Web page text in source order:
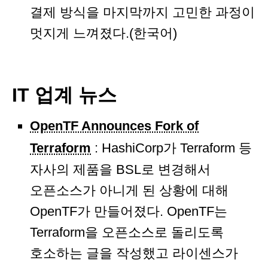
결제 방식을 마지막까지 고민한 과정이
멋지게 느껴졌다.(한국어)
IT 업계 뉴스
OpenTF Announces Fork of
Terraform : HashiCorp가 Terraform 등
자사의 제품을 BSL로 변경해서
오픈소스가 아니게 된 상황에 대해
OpenTF가 만들어졌다. OpenTF는
Terraform을 오픈소스로 돌리도록
호소하는 글을 작성했고 라이센스가